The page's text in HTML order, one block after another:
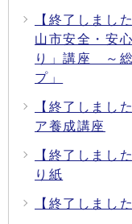
【終了しまし
山市安全・安
り」講座 ～総
プ」
【終了しまし
ア養成講座
【終了しまし
り紙
【終了しまし